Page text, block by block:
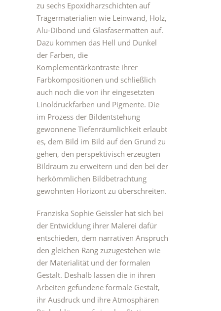
zu sechs Epoxidharzschichten auf
Trägermaterialien wie Leinwand, Holz,
Alu-Dibond und Glasfasermatten auf.
Dazu kommen das Hell und Dunkel
der Farben, die
Komplementärkontraste ihrer
Farbkompositionen und schließlich
auch noch die von ihr eingesetzten
Linoldruckfarben und Pigmente. Die
im Prozess der Bildentstehung
gewonnene Tiefenräumlichkeit erlaubt
es, dem Bild im Bild auf den Grund zu
gehen, den perspektivisch erzeugten
Bildraum zu erweitern und den bei der
herkömmlichen Bildbetrachtung
gewohnten Horizont zu überschreiten.
Franziska Sophie Geissler hat sich bei
der Entwicklung ihrer Malerei dafür
entschieden, dem narrativen Anspruch
den gleichen Rang zuzugestehen wie
der Materialität und der formalen
Gestalt. Deshalb lassen die in ihren
Arbeiten gefundene formale Gestalt,
ihr Ausdruck und ihre Atmosphären